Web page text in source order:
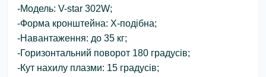
-Модель: V-star 302W;
-Форма кронштейна: X-подібна;
-Навантаження: до 35 кг;
-Горизонтальний поворот 180 градусів;
-Кут нахилу плазми: 15 градусів;